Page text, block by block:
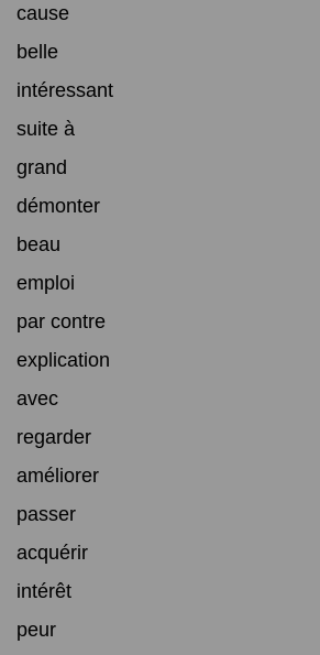
cause
belle
intéressant
suite à
grand
démonter
beau
emploi
par contre
explication
avec
regarder
améliorer
passer
acquérir
intérêt
peur